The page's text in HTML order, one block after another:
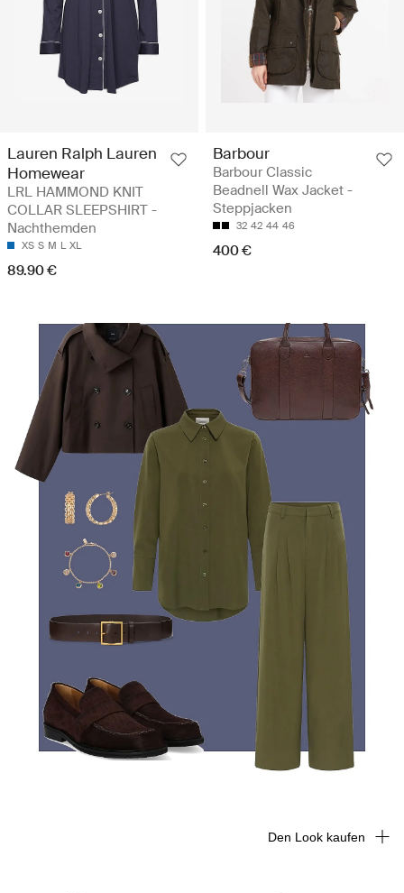
Lauren Ralph Lauren
Homewear
LRL HAMMOND KNIT
COLLAR SLEEPSHIRT -
Nachthemden
XS S M L XL
89.90 €
Barbour
Barbour Classic
Beadnell Wax Jacket -
Steppjacken
32 42 44 46
400 €
Den Look kaufen